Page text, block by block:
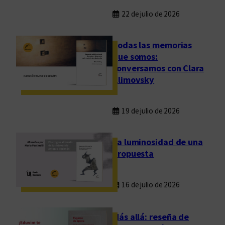
22 de julio de 2026
Todas las memorias
que somos:
conversamos con Clara
Klimovsky
19 de julio de 2026
La luminosidad de una
propuesta
16 de julio de 2026
Más allá: reseña de